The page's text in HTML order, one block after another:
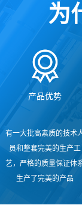
为
产品优势
有一大批高素质的技术
员和整套完美的生产工
艺，严格的质量保证体
生产了完美的产品